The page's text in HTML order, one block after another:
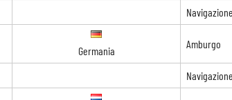
Navigazione
Germania
Amburgo
Navigazione